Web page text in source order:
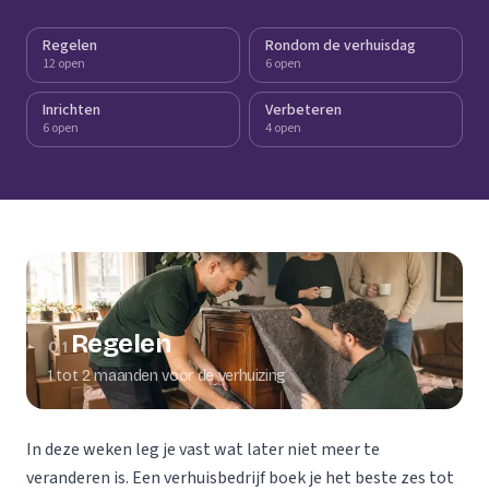
Regelen
12 open
Rondom de verhuisdag
6 open
Inrichten
6 open
Verbeteren
4 open
01 Regelen
1 tot 2 maanden voor de verhuizing
In deze weken leg je vast wat later niet meer te
veranderen is. Een verhuisbedrijf boek je het beste zes tot